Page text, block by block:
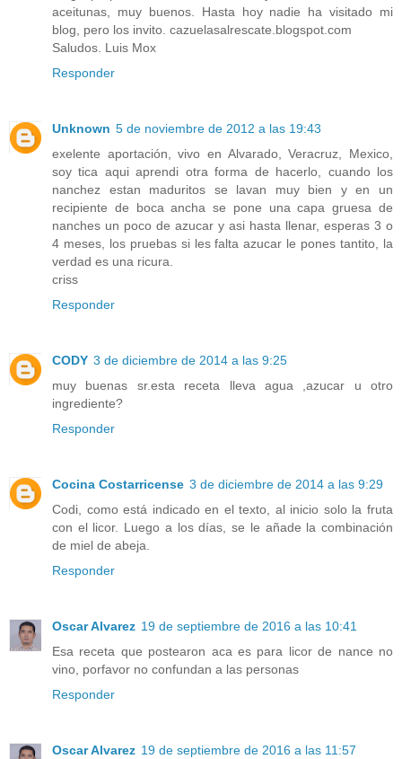
aceitunas, muy buenos. Hasta hoy nadie ha visitado mi
blog, pero los invito. cazuelasalrescate.blogspot.com
Saludos. Luis Mox
Responder
Unknown 5 de noviembre de 2012 a las 19:43
exelente aportación, vivo en Alvarado, Veracruz, Mexico,
soy tica aqui aprendi otra forma de hacerlo, cuando los
nanchez estan maduritos se lavan muy bien y en un
recipiente de boca ancha se pone una capa gruesa de
nanches un poco de azucar y asi hasta llenar, esperas 3 o
4 meses, los pruebas si les falta azucar le pones tantito, la
verdad es una ricura.
criss
Responder
CODY 3 de diciembre de 2014 a las 9:25
muy buenas sr.esta receta lleva agua ,azucar u otro
ingrediente?
Responder
Cocina Costarricense 3 de diciembre de 2014 a las 9:29
Codi, como está indicado en el texto, al inicio solo la fruta
con el licor. Luego a los días, se le añade la combinación
de miel de abeja.
Responder
Oscar Alvarez 19 de septiembre de 2016 a las 10:41
Esa receta que postearon aca es para licor de nance no
vino, porfavor no confundan a las personas
Responder
Oscar Alvarez 19 de septiembre de 2016 a las 11:57